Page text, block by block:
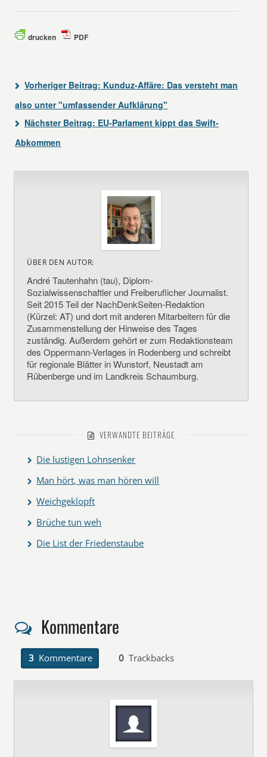
drucken PDF
Vorheriger Beitrag: Kunduz-Affäre: Das versteht man
also unter "umfassender Aufklärung"
Nächster Beitrag: EU-Parlament kippt das Swift-
Abkommen
ÜBER DEN AUTOR:
André Tautenhahn (tau), Diplom-
Sozialwissenschaftler und Freiberuflicher Journalist.
Seit 2015 Teil der NachDenkSeiten-Redaktion
(Kürzel: AT) und dort mit anderen Mitarbeitern für die
Zusammenstellung der Hinweise des Tages
zuständig. Außerdem gehört er zum Redaktionsteam
des Oppermann-Verlages in Rodenberg und schreibt
für regionale Blätter in Wunstorf, Neustadt am
Rübenberge und im Landkreis Schaumburg.
VERWANDTE BEITRÄGE
Die lustigen Lohnsenker
Man hört, was man hören will
Weichgeklopft
Brüche tun weh
Die List der Friedenstaube
Kommentare
3 Kommentare 0 Trackbacks